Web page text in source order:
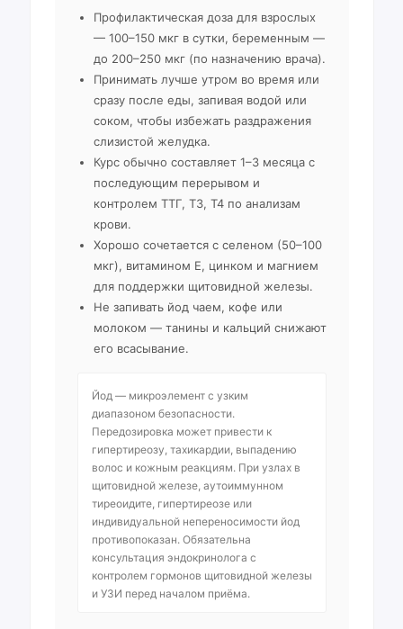
Профилактическая доза для взрослых
— 100–150 мкг в сутки, беременным —
до 200–250 мкг (по назначению врача).
Принимать лучше утром во время или
сразу после еды, запивая водой или
соком, чтобы избежать раздражения
слизистой желудка.
Курс обычно составляет 1–3 месяца с
последующим перерывом и
контролем ТТГ, Т3, Т4 по анализам
крови.
Хорошо сочетается с селеном (50–100
мкг), витамином E, цинком и магнием
для поддержки щитовидной железы.
Не запивать йод чаем, кофе или
молоком — танины и кальций снижают
его всасывание.
Йод — микроэлемент с узким
диапазоном безопасности.
Передозировка может привести к
гипертиреозу, тахикардии, выпадению
волос и кожным реакциям. При узлах в
щитовидной железе, аутоиммунном
тиреоидите, гипертиреозе или
индивидуальной непереносимости йод
противопоказан. Обязательна
консультация эндокринолога с
контролем гормонов щитовидной железы
и УЗИ перед началом приёма.